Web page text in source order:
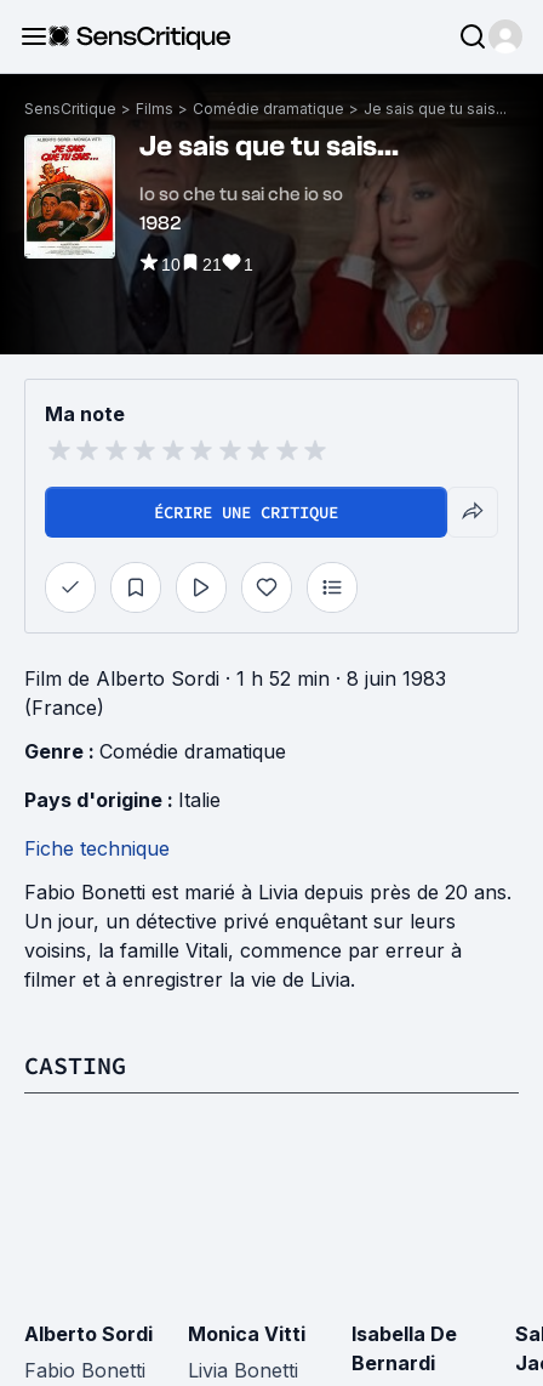
SensCritique > Films > Comédie dramatique > Je sais que tu sais...
Je sais que tu sais...
Io so che tu sai che io so
1982
10 21 1
Ma note
ÉCRIRE UNE CRITIQUE
Film de Alberto Sordi · 1 h 52 min · 8 juin 1983
(France)
Genre : Comédie dramatique
Pays d'origine : Italie
Fiche technique
Fabio Bonetti est marié à Livia depuis près de 20 ans.
Un jour, un détective privé enquêtant sur leurs
voisins, la famille Vitali, commence par erreur à
filmer et à enregistrer la vie de Livia.
CASTING
Alberto Sordi
Fabio Bonetti
Monica Vitti
Livia Bonetti
Isabella De
Bernardi